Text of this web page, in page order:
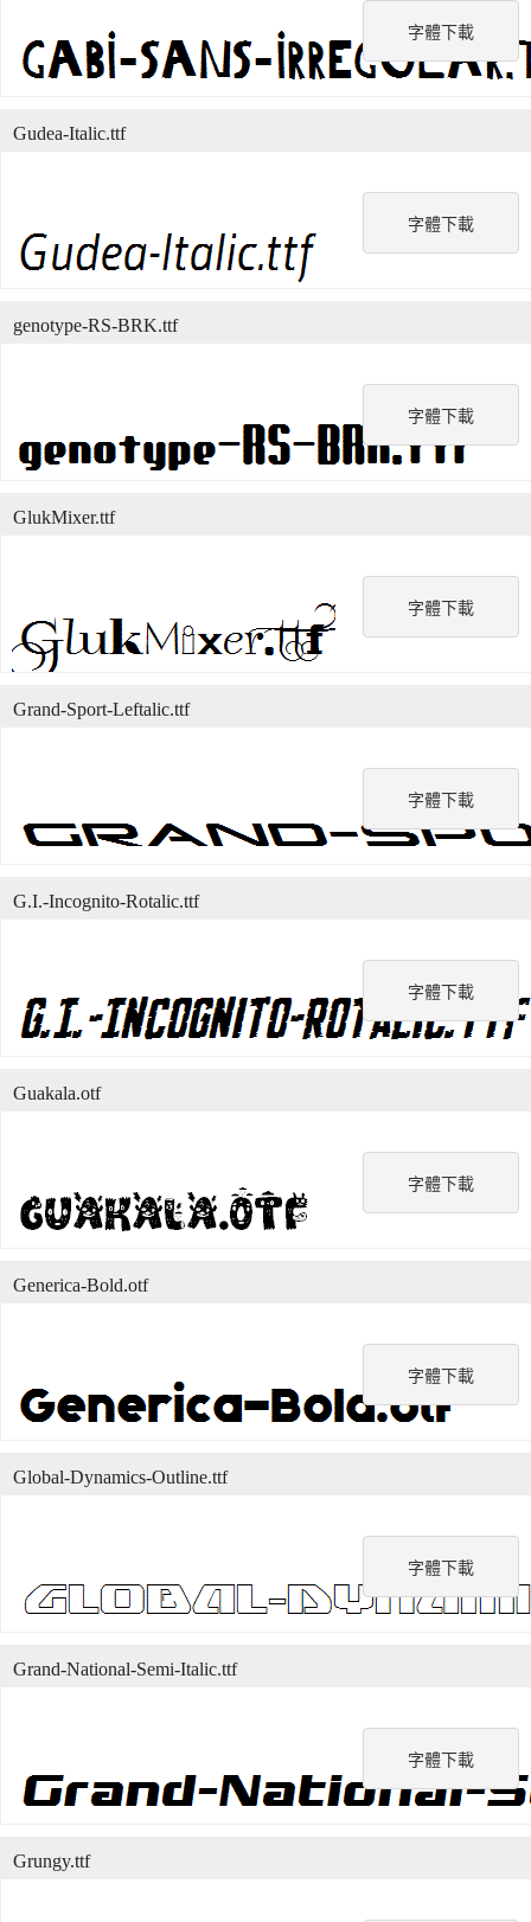
字體下載
字體下載
Gudea-Italic.ttf
字體下載
genotype-RS-BRK.ttf
字體下載
GlukMixer.ttf
字體下載
Grand-Sport-Leftalic.ttf
字體下載
G.I.-Incognito-Rotalic.ttf
字體下載
Guakala.otf
字體下載
Generica-Bold.otf
字體下載
Global-Dynamics-Outline.ttf
字體下載
Grand-National-Semi-Italic.ttf
Grungy.ttf